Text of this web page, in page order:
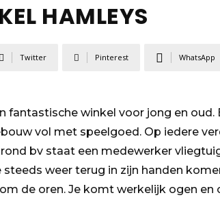
HAMLEYS
Twitter Pinterest WhatsApp
fantastische winkel voor jong en oud.
vol met speelgoed. Op iedere
bv staat een medewerker
weer terug in zijn handen
de oren. Je komt werkelijk ogen en